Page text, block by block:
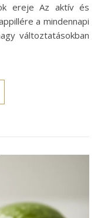
ereje Az aktív és
a mindennapi
változtatásokban